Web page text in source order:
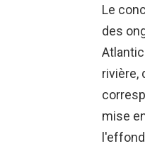
Le
des
rivière,
mise